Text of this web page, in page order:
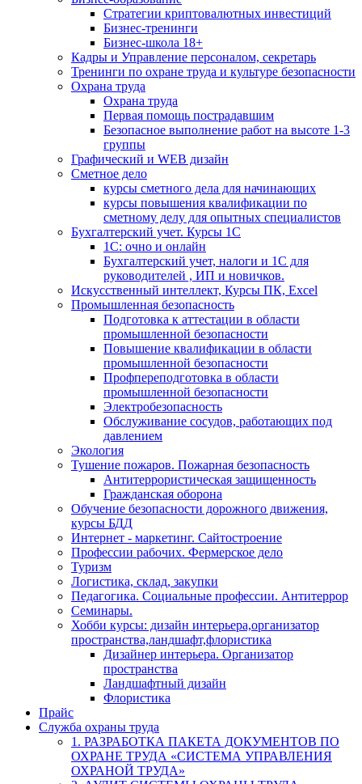
Стратегии криптовалютных инвестиций
Бизнес-тренинги
Бизнес-школа 18+
Кадры и Управление персоналом, секретарь
Тренинги по охране труда и культуре безопасности
Охрана труда
Охрана труда
Первая помощь пострадавшим
Безопасное выполнение работ на высоте 1-3
группы
Графический и WEB дизайн
Сметное дело
курсы сметного дела для начинающих
курсы повышения квалификации по
сметному делу для опытных специалистов
Бухгалтерский учет. Курсы 1С
1С: очно и онлайн
Бухгалтерский учет, налоги и 1С для
руководителей , ИП и новичков.
Искусственный интеллект, Курсы ПК, Excel
Промышленная безопасность
Подготовка к аттестации в области
промышленной безопасности
Повышение квалификации в области
промышленной безопасности
Профпереподготовка в области
промышленной безопасности
Электробезопасность
Обслуживание сосудов, работающих под
давлением
Экология
Тушение пожаров. Пожарная безопасность
Антитеррористическая защищенность
Гражданская оборона
Обучение безопасности дорожного движения,
курсы БДД
Интернет - маркетинг. Сайтостроение
Профессии рабочих. Фермерское дело
Туризм
Логистика, склад, закупки
Педагогика. Социальные профессии. Антитеррор
Семинары.
Хобби курсы: дизайн интерьера,организатор
пространства,ландшафт,флористика
Дизайнер интерьера. Организатор
пространства
Ландшафтный дизайн
Флористика
Прайс
Служба охраны труда
1. РАЗРАБОТКА ПАКЕТА ДОКУМЕНТОВ ПО
ОХРАНЕ ТРУДА «СИСТЕМА УПРАВЛЕНИЯ
ОХРАНОЙ ТРУДА»